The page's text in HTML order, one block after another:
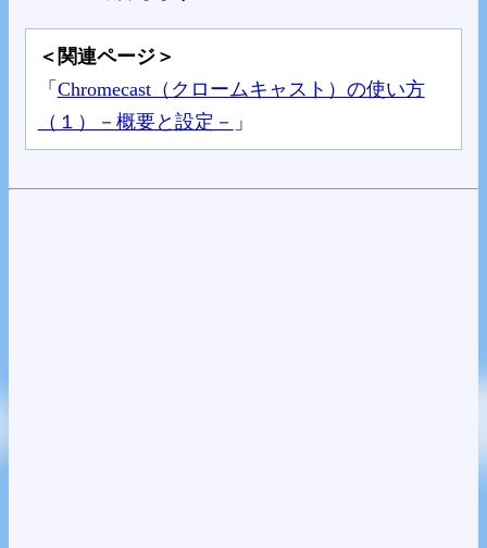
＜関連ページ＞
「 Chromecast（クロームキャスト）の使い方
（１）－概要と設定－ 」